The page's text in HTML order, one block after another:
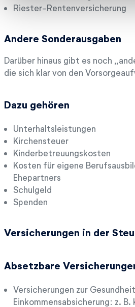
Riester-Rentenversicherung
Andere Sonderausgaben
Darüber hinaus gibt es noch
die sich klar von den
Dazu gehören
Unterhaltsleistungen
Kirchensteuer
Kinderbetreuungskosten
Kosten für eigene
Ehepartners
Schulgeld
Spenden
Versicherungen in der
Absetzbare
Versicherungen zur
Einkommensabsicherung: z.